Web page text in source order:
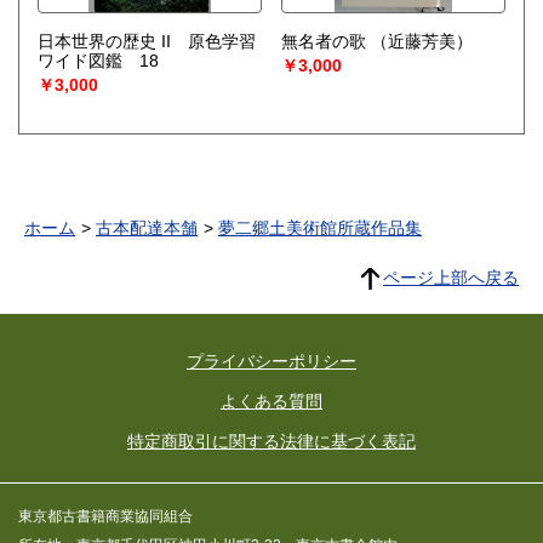
日本世界の歴史 II 原色学習
ワイド図鑑 18
￥3,000
無名者の歌
（近藤芳美）
￥3,000
ホーム 古本配達本舗 夢二郷土美術館所蔵作品集
ページ上部へ戻る
プライバシーポリシー
よくある質問
特定商取引に関する法律に基づく表記
東京都古書籍商業協同組合